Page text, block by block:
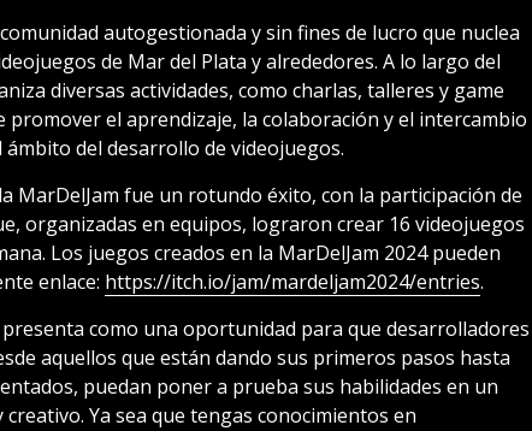
autogestionada y sin fines de lucro que nuclea
de Mar del Plata y alrededores. A lo largo del
diversas actividades, como charlas, talleres y game
promover el aprendizaje, la colaboración y el intercambio
del desarrollo de videojuegos.
MarDelJam fue un rotundo éxito, con la participación de
organizadas en equipos, lograron crear 16 videojuegos
Los juegos creados en la MarDelJam 2024 pueden
enlace: https://itch.io/jam/mardeljam2024/entries.
presenta como una oportunidad para que desarrolladores
aquellos que están dando sus primeros pasos hasta
puedan poner a prueba sus habilidades en un
Ya sea que tengas conocimientos en